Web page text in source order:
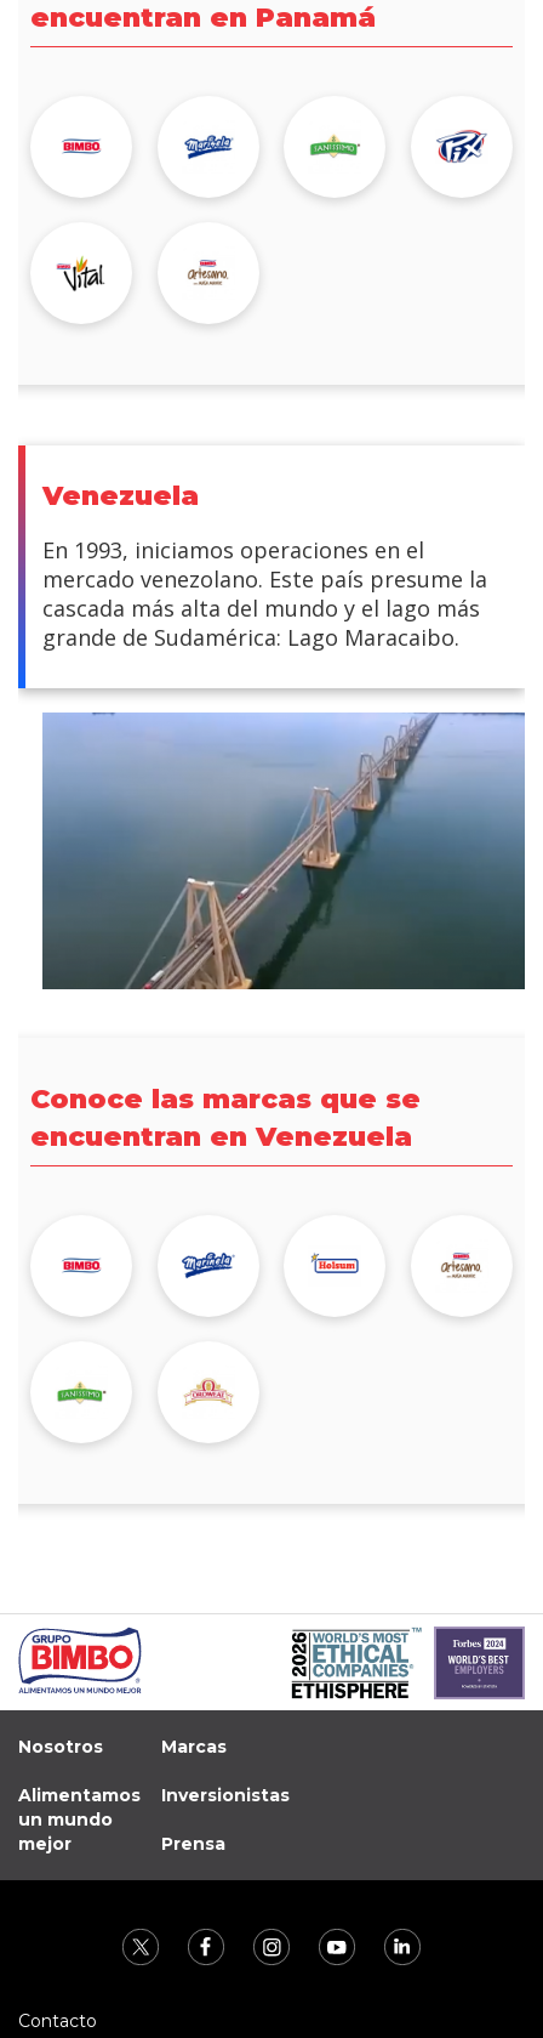
encuentran en Panamá
Venezuela
En 1993, iniciamos operaciones en el
mercado venezolano. Este país presume la
cascada más alta del mundo y el lago más
grande de Sudamérica: Lago Maracaibo.
Conoce las marcas que se
encuentran en Venezuela
Nosotros
Alimentamos
un mundo
mejor
Marcas
Inversionistas
Prensa
Contacto